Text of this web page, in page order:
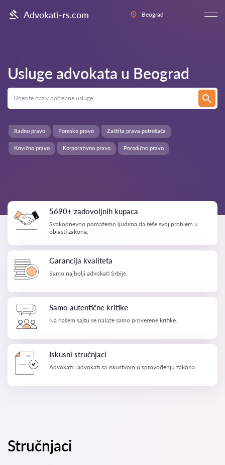
Advokati-rs.com Beograd
Usluge advokata u Beograd
Porodično pravo
Radno pravo Poresko pravo Zaštita prava potrošača
Krivično pravo Korporativno pravo
5690+ zadovoljnih kupaca
Svakodnevno pomažemo ljudima da reše svoj problem u
oblasti zakona.
Garancija kvaliteta
Samo najbolji advokati Srbije.
Samo autentične kritike
Na našem sajtu se nalaze samo proverene kritike.
Iskusni stručnjaci
Advokati i advokati sa iskustvom u sprovođenju zakona.
Stručnjaci